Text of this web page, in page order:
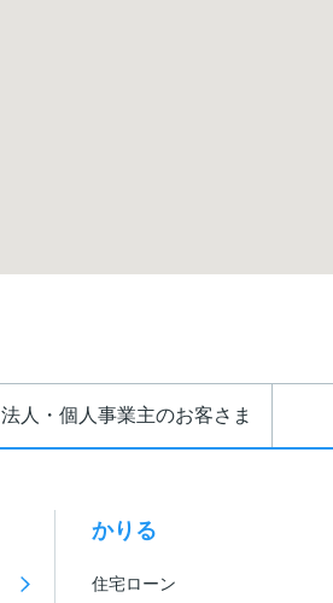
法人・個人事業主のお客さま
かりる
住宅ローン